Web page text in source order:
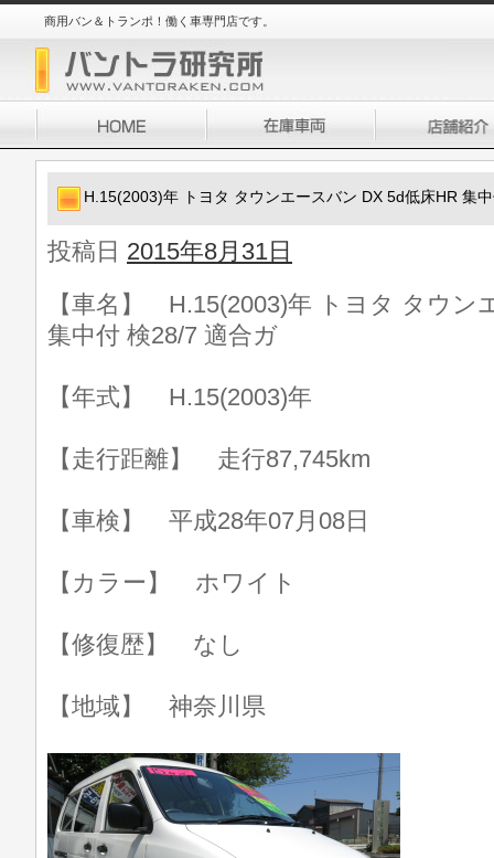
商用バン＆トランポ！働く車専門店です。
H.15(2003)年 トヨタ タウンエースバン DX 5d低床HR 集
投稿日 2015年8月31日
【車名】 H.15(2003)年 トヨタ タウン
集中付 検28/7 適合ガ
【年式】 H.15(2003)年
【走行距離】 走行87,745km
【車検】 平成28年07月08日
【カラー】 ホワイト
【修復歴】 なし
【地域】 神奈川県